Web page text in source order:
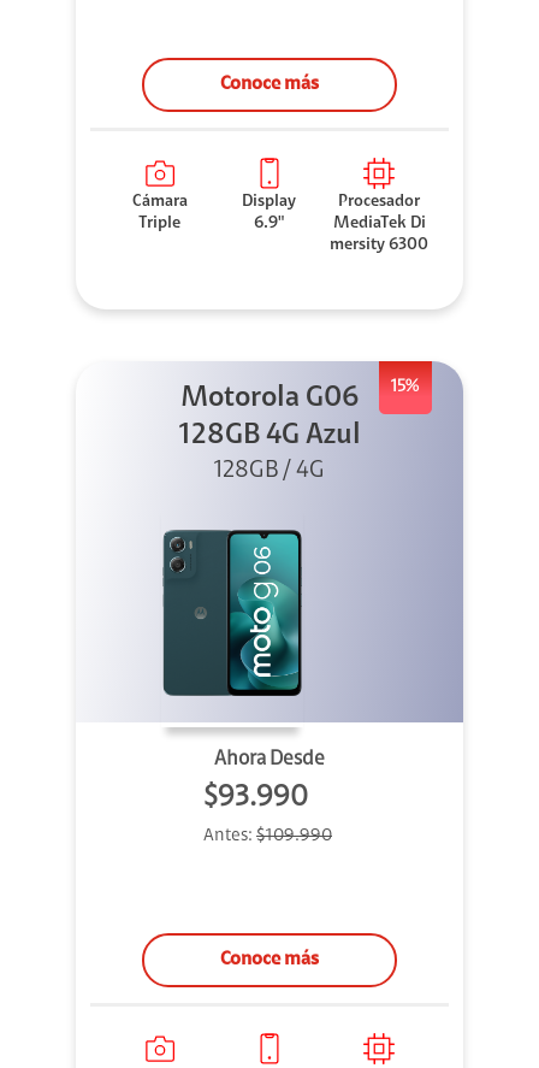
Conoce más
Cámara
Triple
Display
6.9"
Procesador
MediaTek Di
mersity 6300
15%
Motorola G06
128GB 4G Azul
128GB / 4G
Ahora Desde
$93.990
Antes: $109.990
Conoce más